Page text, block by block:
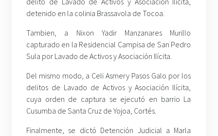
detenido en la colinia Brassavola de Tocoa.
Tambien, a Nixon Yadir Manzanares Murillo
capturado en la Residencial Campisa de San Pedro
Sula por Lavado de Activos y Asociación Ilícita.
Del mismo modo, a Celi Asmery Pasos Galo por los
delitos de Lavado de Activos y Asociación Ilícita,
cuya orden de captura se ejecutó en barrio La
Cusumba de Santa Cruz de Yojoa, Cortés.
Finalmente, se dictó Detención Judicial a Marla